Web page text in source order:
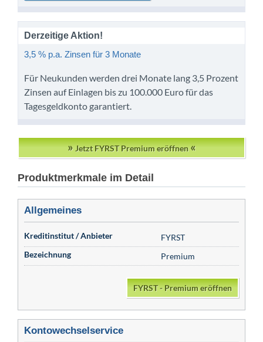
Derzeitige Aktion!
3,5 % p.a. Zinsen für 3 Monate
Für Neukunden werden drei Monate lang 3,5 Prozent
Zinsen auf Einlagen bis zu 100.000 Euro für das
Tagesgeldkonto garantiert.
»Jetzt FYRST Premium eröffnen«
Produktmerkmale im Detail
Allgemeines
Kreditinstitut / Anbieter
FYRST
Bezeichnung
Premium
FYRST - Premium eröffnen
Kontowechselservice